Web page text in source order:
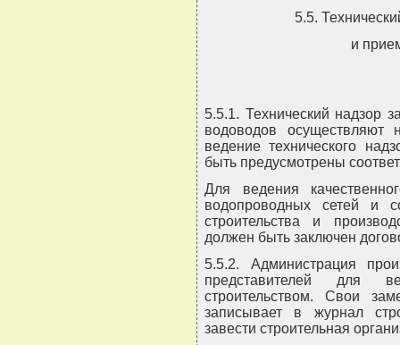
5.5.
и
5.5.1. Технический надзор
водоводов осуществляют
ведение технического
быть предусмотрены
Для ведения
водопроводных сетей и
строительства и
должен быть заключен
5.5.2. Администрация
представителей для
строительством. Свои
записывает в журнал
завести строительная